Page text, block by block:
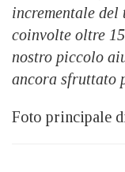
incrementale del
coinvolte oltre
nostro piccolo
ancora sfruttato
Foto principale